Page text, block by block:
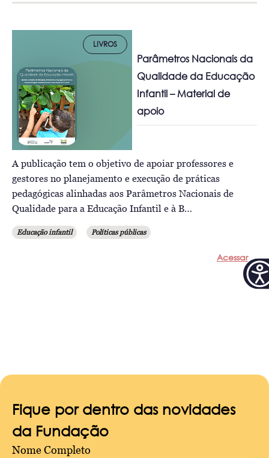
LIVROS
Parâmetros Nacionais da
Qualidade da Educação
Infantil – Material de
apoio
A publicação tem o objetivo de apoiar professores e
gestores no planejamento e execução de práticas
pedagógicas alinhadas aos Parâmetros Nacionais de
Qualidade para a Educação Infantil e à B…
Educação infantil Políticas públicas
Acessar
Fique por dentro das novidades
da Fundação
Nome Completo